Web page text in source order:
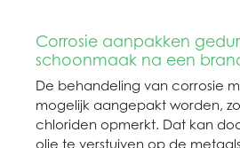
Corrosie aanpakken
schoonmaak na een
De behandeling van corrosie
mogelijk aangepakt worden,
chloriden opmerkt. Dat kan
olie te verstuiven op de